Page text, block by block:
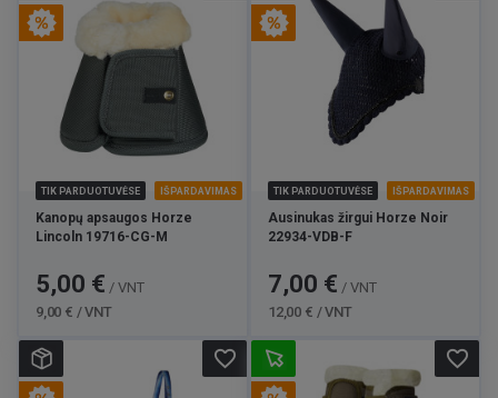
TIK PARDUOTUVĖSE IŠPARDAVIMAS
Kanopų apsaugos Horze
Lincoln 19716-CG-M
Kaina
5,00 € / VNT
9,00 € / VNT
TIK PARDUOTUVĖSE IŠPARDAVIMAS
Ausinukas žirgui Horze Noir
22934-VDB-F
Kaina
7,00 € / VNT
12,00 € / VNT
favorite_border favorite_border